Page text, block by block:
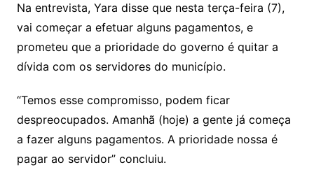
Na entrevista, Yara disse que nesta terça-feira (7),
vai começar a efetuar alguns pagamentos, e
prometeu que a prioridade do governo é quitar a
dívida com os servidores do município.
“Temos esse compromisso, podem ficar
despreocupados. Amanhã (hoje) a gente já começa
a fazer alguns pagamentos. A prioridade nossa é
pagar ao servidor” concluiu.